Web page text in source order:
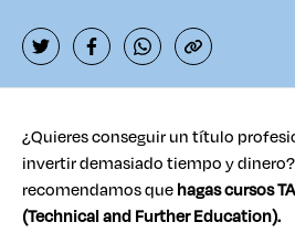
¿Quieres conseguir un título
invertir demasiado tiempo y dinero?
recomendamos quehagas cursos
(Technical and Further Education).